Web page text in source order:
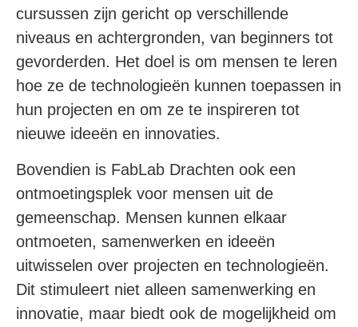
cursussen zijn gericht op verschillende
niveaus en achtergronden, van beginners tot
gevorderden. Het doel is om mensen te leren
hoe ze de technologieën kunnen toepassen in
hun projecten en om ze te inspireren tot
nieuwe ideeën en innovaties.
Bovendien is FabLab Drachten ook een
ontmoetingsplek voor mensen uit de
gemeenschap. Mensen kunnen elkaar
ontmoeten, samenwerken en ideeën
uitwisselen over projecten en technologieën.
Dit stimuleert niet alleen samenwerking en
innovatie, maar biedt ook de mogelijkheid om